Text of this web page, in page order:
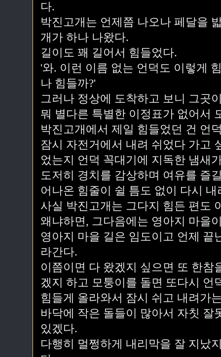
다.
박진고개는 언제쯤 나오나 페달을
개가 하나 나왔다.
길이도 꽤 길어서 힘들었다.
'와. 이런 이름 없는 언덕도 이렇게
나 힘들까?'
그러나 정상에 도착하고 보니 그곳
뭐 별다른 특별한 이정표가 없어서
박진고개에서 제일 힘들었던 건 언
잠시 자전거에서 내려 쉬었다 가고
었는지 언덕 꼭대기에 지독한 냄새
도저히 경치를 감상하며 여유를 즐
어나온 힘줄이 쉴 틈도 없이 다시 내
사실 박진고개는 그다지 힘든 편도
왜냐하면, 그다음에는 영아지 마을
영아지 마을 길은 임도이고 언제 끝
라간다.
이쯤이면 다 왔겠지 싶으면 또 한참
겠지 하고 모퉁이를 돌면 또다시 언
힘들게 올라와서 잠시 쉬고 내려가
바닥에 작은 돌들이 많아서 자칫 잘
있겠다.
다행히 멀쩡하게 내리막을 잘 지났